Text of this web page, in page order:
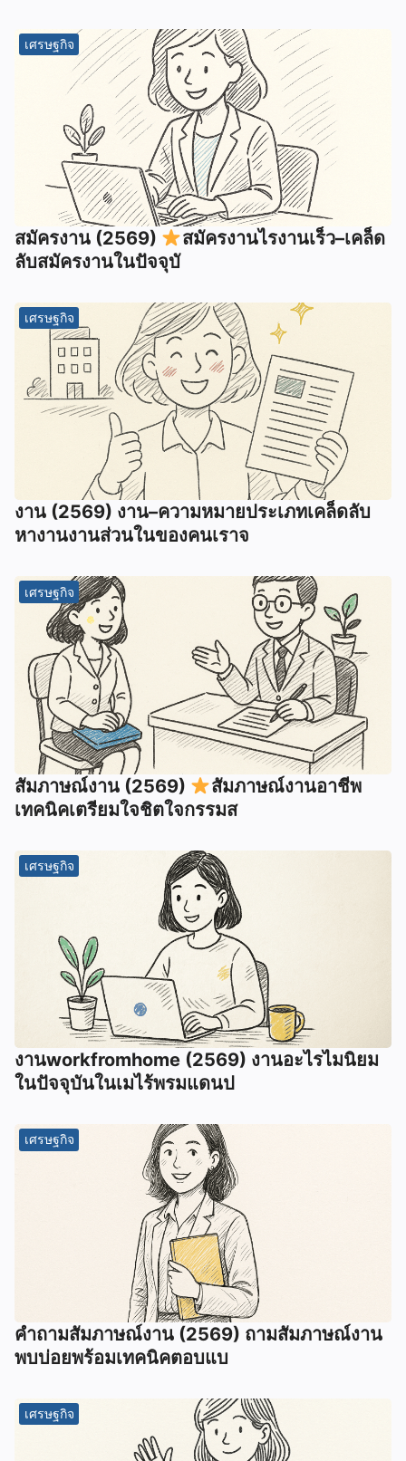
เศรษฐกิจ
สมัครงาน (2569)
สมัครงานไรงานเร็ว–เคล็ด
ลับสมัครงานในปัจจุบั
เศรษฐกิจ
งาน (2569) งาน–ความหมายประเภทเคล็ดลับ
หางานงานส่วนในของคนเราจ
เศรษฐกิจ
สัมภาษณ์งาน (2569)
สัมภาษณ์งานอาชีพ
เทคนิคเตรียมใจชิตใจกรรมส
เศรษฐกิจ
งานworkfromhome (2569) งานอะไรไมนิยม
ในปัจจุบันในเมไร้พรมแดนป
เศรษฐกิจ
คำถามสัมภาษณ์งาน (2569) ถามสัมภาษณ์งาน
พบบ่อยพร้อมเทคนิคตอบแบ
เศรษฐกิจ